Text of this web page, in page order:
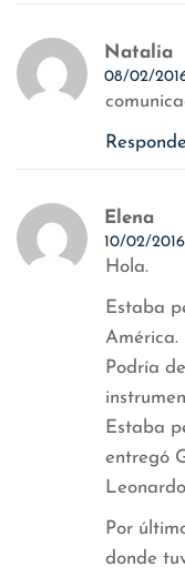
Natalia
08/02/
Elena
10/02/
Hola.
Estaba
América.
Podría
Estaba
entregó
Por
donde